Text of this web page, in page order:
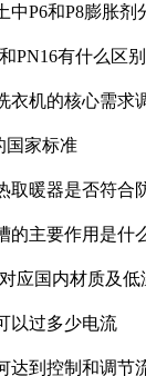
中P6和P8膨胀剂
PN16有什么区别
衣机的核心需求
国家标准
取暖器是否符合
的主要作用是什
应国内材质及
以过多少电流
达到控制和调节